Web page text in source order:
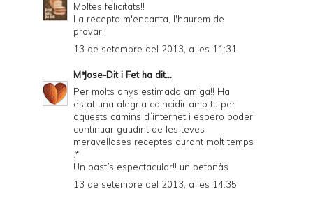
Moltes felicitats!!
La recepta m'encanta, l'haurem de
provar!!
13 de setembre del 2013, a les 11:31
MªJose-Dit i Fetha dit...
Per molts anys estimada amiga!! Ha
estat una alegria coincidir amb tu per
aquests camins d´internet i espero poder
continuar gaudint de les teves
meravelloses receptes durant molt temps
:*
Un pastís espectacular!! un petonàs
13 de setembre del 2013, a les 14:35